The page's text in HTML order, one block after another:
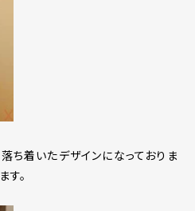
ち着いたデザインになっておりま
。